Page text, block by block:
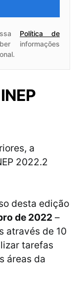
Política de
informações
a
2022.2
desta edição
de 2022 –
através de 10
tarefas
áreas da